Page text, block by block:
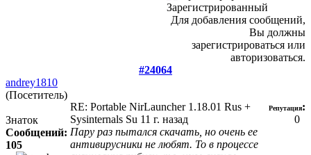
Зарегистрированный
Для добавления сообщений,
Вы должны
зарегистрироваться или
авторизоваться.
#24064
andrey1810
(Посетитель)
Знаток
Сообщений:
105
RE: Portable NirLauncher 1.18.01 Rus +
Sysinternals Su 11 г. назад
Репутация:
0
Пару раз пытался скачать, но очень ее
антивирусники не любят. То в процессе